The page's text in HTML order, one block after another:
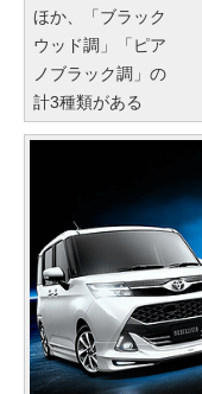
ほか、「ブラック
ウッド調」「ピア
ノブラック調」の
計3種類がある